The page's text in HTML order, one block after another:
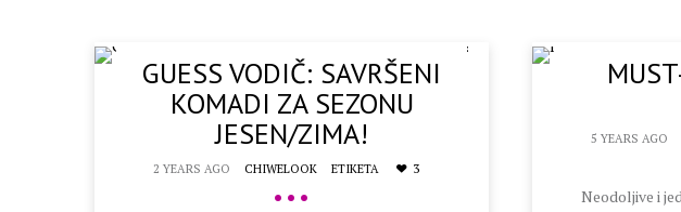
GUESS VODIČ: SAVRŠENI
KOMADI ZA SEZONU
JESEN/ZIMA!
2 YEARS AGO CHIWELOOK ETIKETA 3
•••
5 YEARS AGO
Neodoljive i